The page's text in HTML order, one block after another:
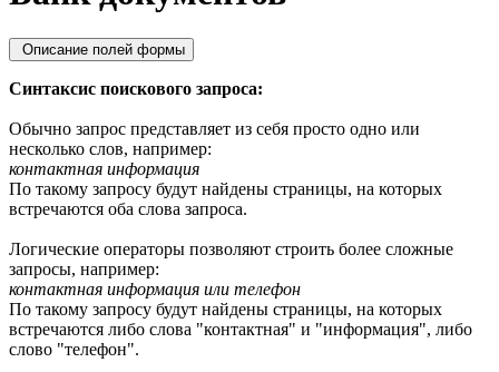
Описание полей формы
Синтаксис поискового запроса:
Обычно запрос представляет из себя просто одно или
несколько слов, например:
контактная информация
По такому запросу будут найдены страницы, на которых
встречаются оба слова запроса.
Логические операторы позволяют строить более сложные
запросы, например:
контактная информация или телефон
По такому запросу будут найдены страницы, на которых
встречаются либо слова "контактная" и "информация", либо
слово "телефон".